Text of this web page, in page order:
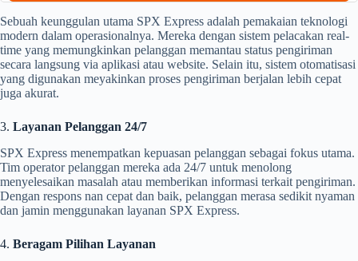
Sebuah keunggulan utama SPX Express adalah pemakaian teknologi
modern dalam operasionalnya. Mereka dengan sistem pelacakan real-
time yang memungkinkan pelanggan memantau status pengiriman
secara langsung via aplikasi atau website. Selain itu, sistem otomatisasi
yang digunakan meyakinkan proses pengiriman berjalan lebih cepat
juga akurat.
3. Layanan Pelanggan 24/7
SPX Express menempatkan kepuasan pelanggan sebagai fokus utama.
Tim operator pelanggan mereka ada 24/7 untuk menolong
menyelesaikan masalah atau memberikan informasi terkait pengiriman.
Dengan respons nan cepat dan baik, pelanggan merasa sedikit nyaman
dan jamin menggunakan layanan SPX Express.
4. Beragam Pilihan Layanan